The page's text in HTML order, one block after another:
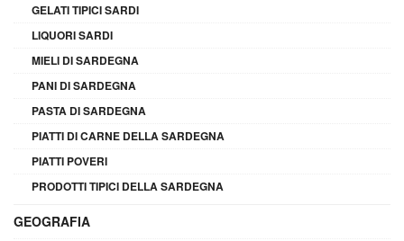
GELATI TIPICI SARDI
LIQUORI SARDI
MIELI DI SARDEGNA
PANI DI SARDEGNA
PASTA DI SARDEGNA
PIATTI DI CARNE DELLA SARDEGNA
PIATTI POVERI
PRODOTTI TIPICI DELLA SARDEGNA
GEOGRAFIA